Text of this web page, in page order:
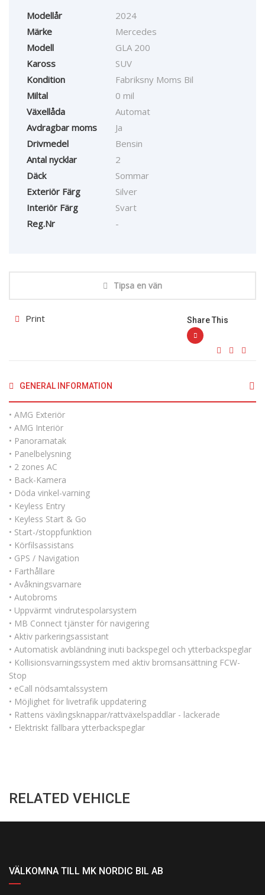
Modellår
2024
Märke
Mercedes
Modell
GLA 200
Kaross
SUV
Kondition
Fabriksny Moms Bil
Miltal
0 mil
Växellåda
Automat
Avdragbar moms
Ja
Drivmedel
Bensin
Antal nycklar
2
Däck
Sommar
Exteriör Färg
Silver
Interiör Färg
Svart
Reg.Nr
-
Tipsa en vän
Print Share This
GENERAL INFORMATION
• AMG Exteriör
• AMG Interiör
• Panoramatak
• Panelbelysning
• 2 zones AC
• Back-Kamera
• Döda vinkel-varning
• Keyless Entry
• Keyless Start & Go
• Start-/stoppfunktion
• Körfilsassistans
• GPS / Navigation
• Farthållare
• Avåkningsvarnare
• Autobroms
• Uppvärmt vindrutespolarsystem
• MB Connect tjänster för navigering
• Aktiv parkeringsassistant
• Automatisk avbländning inuti backspegel och ytterbackspeglar
• Kollisionsvarningssystem med aktiv bromsansättning FCW-
Stop
• eCall nödsamtalssystem
• Möjlighet för livetrafik uppdatering
• Rattens växlingsknappar/rattväxelspaddlar - lackerade
• Elektriskt fällbara ytterbackspeglar
RELATED VEHICLE
VÄLKOMNA TILL MK NORDIC BIL AB